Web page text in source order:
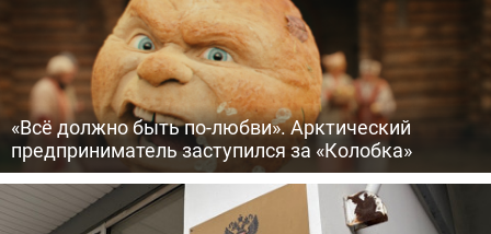
«Всё должно быть по-любви». Арктический
предприниматель заступился за «Колобка»